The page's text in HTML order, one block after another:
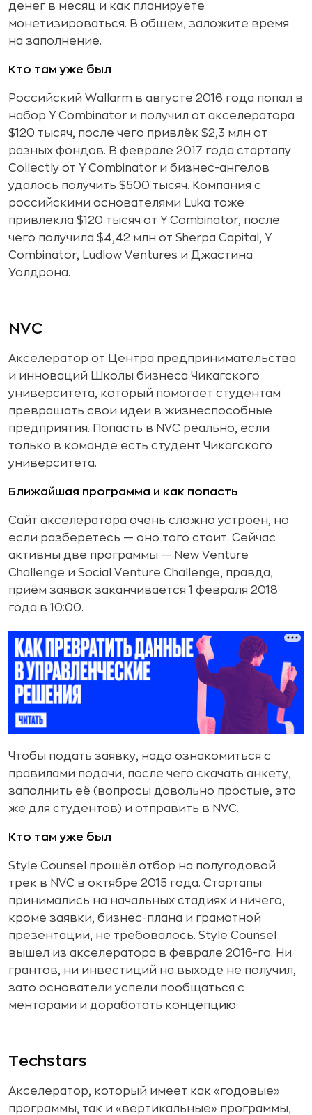
денег в месяц и как планируете
монетизироваться. В общем, заложите время
на заполнение.
Кто там уже был
Российский Wallarm в августе 2016 года попал в
набор Y Combinator и получил от акселератора
$120 тысяч, после чего привлёк $2,3 млн от
разных фондов. В феврале 2017 года стартапу
Collectly от Y Combinator и бизнес-ангелов
удалось получить $500 тысяч. Компания с
российскими основателями Luka тоже
привлекла $120 тысяч от Y Combinator, после
чего получила $4,42 млн от Sherpa Capital, Y
Combinator, Ludlow Ventures и Джастина
Уолдрона.
NVC
Акселератор от Центра предпринимательства
и инноваций Школы бизнеса Чикагского
университета, который помогает студентам
превращать свои идеи в жизнеспособные
предприятия. Попасть в NVC реально, если
только в команде есть студент Чикагского
университета.
Ближайшая программа и как попасть
Сайт акселератора очень сложно устроен, но
если разберетесь — оно того стоит. Сейчас
активны две программы — New Venture
Challenge и Social Venture Challenge, правда,
приём заявок заканчивается 1 февраля 2018
года в 10:00.
Чтобы подать заявку, надо ознакомиться с
правилами подачи, после чего скачать анкету,
заполнить её (вопросы довольно простые, это
же для студентов) и отправить в NVC.
Кто там уже был
Style Counsel прошёл отбор на полугодовой
трек в NVC в октябре 2015 года. Стартапы
принимались на начальных стадиях и ничего,
кроме заявки, бизнес-плана и грамотной
презентации, не требовалось. Style Counsel
вышел из акселератора в феврале 2016-го. Ни
грантов, ни инвестиций на выходе не получил,
зато основатели успели пообщаться с
менторами и доработать концепцию.
Techstars
Акселератор, который имеет как «годовые»
программы, так и «вертикальные» программы,